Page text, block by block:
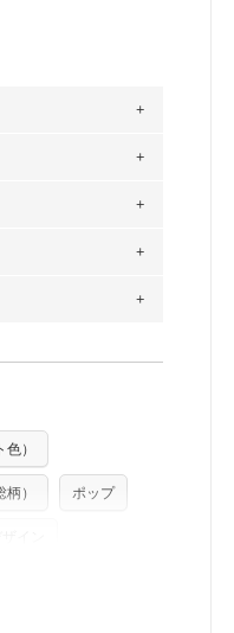
ださい（50cm
す。素材は
100％コットン
例外有り）それ
なる場合がござ
す。
および交換は承る
ださい。
つきましては当
い）
トに付属された
売および型紙を
）
） ポップ
イン